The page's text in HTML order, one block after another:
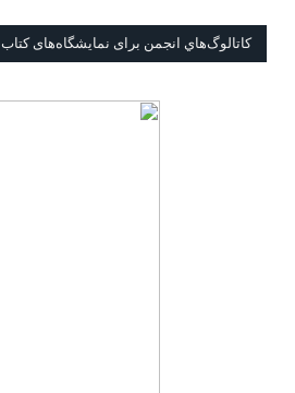
كاتالوگ‌هاي انجمن برای نمايشگاه‌های كتاب 2017-2018